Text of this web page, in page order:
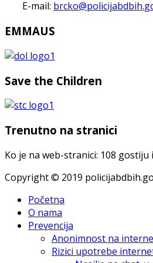
E-mail:
EMMAUS
Save the Children
Trenutno na stranici
Ko je na web-stranici: 108
Copyright © 2019
Početna
O nama
Prevencija
Anonimnost na
Rizici upotrebe